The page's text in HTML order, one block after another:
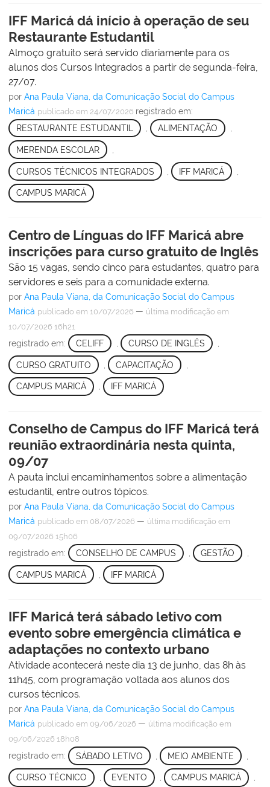
IFF Maricá dá início à operação de seu
Restaurante Estudantil
Almoço gratuito será servido diariamente para os
alunos dos Cursos Integrados a partir de segunda-feira,
27/07.
por Ana Paula Viana, da Comunicação Social do Campus
Maricá publicado em 24/07/2026 registrado em:
RESTAURANTE ESTUDANTIL
ALIMENTAÇÃO
MERENDA ESCOLAR
CURSOS TÉCNICOS INTEGRADOS IFF MARICÁ
CAMPUS MARICÁ
Centro de Línguas do IFF Maricá abre
inscrições para curso gratuito de Inglês
São 15 vagas, sendo cinco para estudantes, quatro para
servidores e seis para a comunidade externa.
por Ana Paula Viana, da Comunicação Social do Campus
Maricá publicado em 10/07/2026 — última modificação em
10/07/2026 16h21
registrado em: CELIFF CURSO DE INGLÊS
CURSO GRATUITO CAPACITAÇÃO
CAMPUS MARICÁ , IFF MARICÁ
Conselho de Campus do IFF Maricá terá
reunião extraordinária nesta quinta,
09/07
A pauta inclui encaminhamentos sobre a alimentação
estudantil, entre outros tópicos.
por Ana Paula Viana, da Comunicação Social do Campus
Maricá publicado em 08/07/2026 — última modificação em
09/07/2026 15h06
registrado em: CONSELHO DE CAMPUS GESTÃO
CAMPUS MARICÁ IFF MARICÁ
IFF Maricá terá sábado letivo com
evento sobre emergência climática e
adaptações no contexto urbano
Atividade acontecerá neste dia 13 de junho, das 8h às
11h45, com programação voltada aos alunos dos
cursos técnicos.
por Ana Paula Viana, da Comunicação Social do Campus
Maricá publicado em 09/06/2026 — última modificação em
09/06/2026 18h08
registrado em: SÁBADO LETIVO MEIO AMBIENTE
CURSO TÉCNICO , EVENTO , CAMPUS MARICÁ ,